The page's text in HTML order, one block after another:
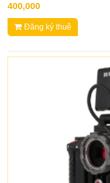
400,000
Đăng ký thuê